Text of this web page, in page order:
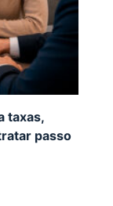
taxas,
passo